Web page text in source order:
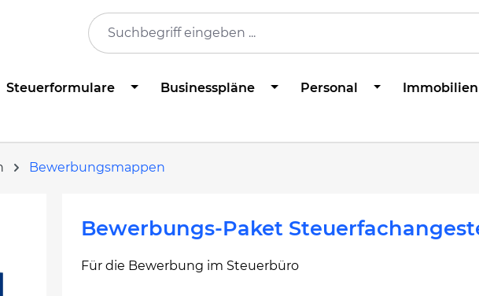
Steuerformulare Businesspläne Personal Immobilien
Bewerbungsmappen
Bewerbungs-Paket
Für die Bewerbung im Steuerbüro